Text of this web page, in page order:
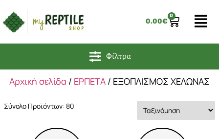
0.00€
0
Αρχική σελίδα / ΕΡΠΕΤΑ / ΕΞΟΠΛΙΣΜΟΣ ΧΕΛΩΝΑΣ
Σύνολο Προϊόντων: 80
Φίλτρα